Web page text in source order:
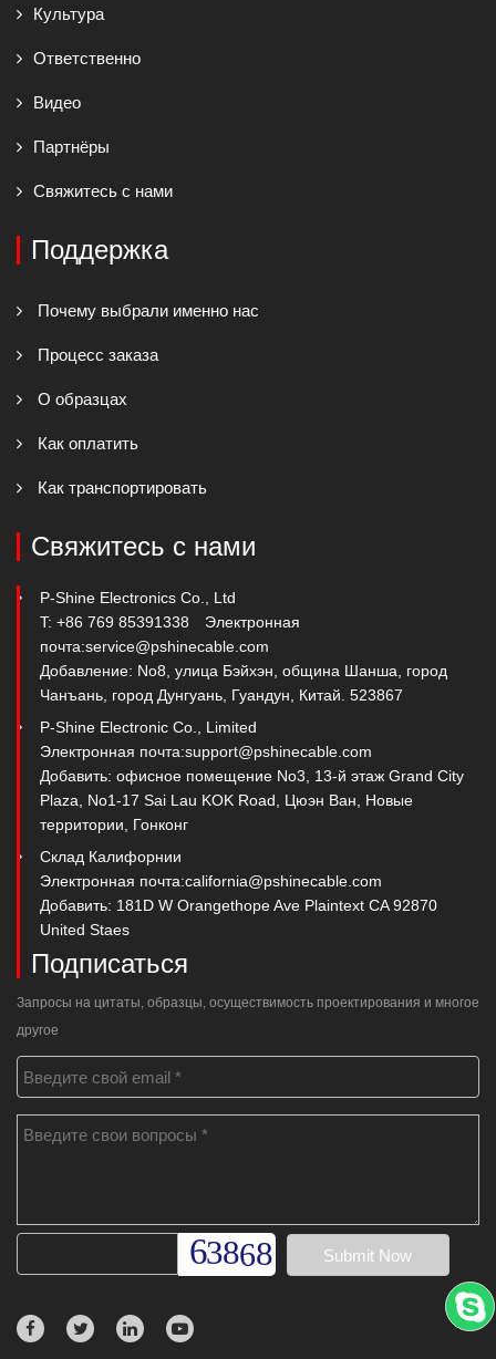
Культура
Ответственно
Видео
Партнёры
Свяжитесь с нами
Поддержка
Почему выбрали именно нас
Процесс заказа
О образцах
Как оплатить
Как транспортировать
Свяжитесь с нами
P-Shine Electronics Co., Ltd
T: +86 769 85391338
Электронная
почта:service@pshinecable.com
Добавление: No8, улица Бэйхэн, община Шанша, город
Чанъань, город Дунгуань, Гуандун, Китай. 523867
P-Shine Electronic Co., Limited
Электронная почта:support@pshinecable.com
Добавить: офисное помещение No3, 13-й этаж Grand City
Plaza, No1-17 Sai Lau KOK Road, Цюэн Ван, Новые
территории, Гонконг
Склад Калифорнии
Электронная почта:california@pshinecable.com
Добавить: 181D W Orangethope Ave Plaintext CA 92870
United Staes
Подписаться
Запросы на цитаты, образцы, осуществимость проектирования и многое
другое